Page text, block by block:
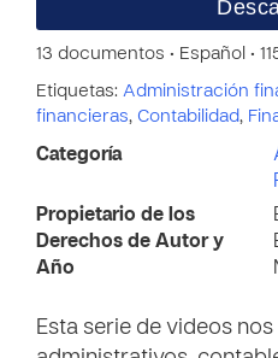
13 documentos • Español •
Etiquetas: Administración
financieras, Contabilidad,
Categoría
Propietario de los
Derechos de Autor y
Año
Esta serie de videos